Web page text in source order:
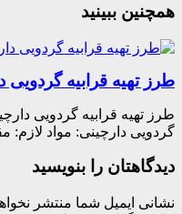
ببینید
تهیه قرابیه گردویی
قرابیه گردویی دارچینی
دارچینی: مواد لازم:
را بنویسید
ایمیل شما منتشر نخواهد